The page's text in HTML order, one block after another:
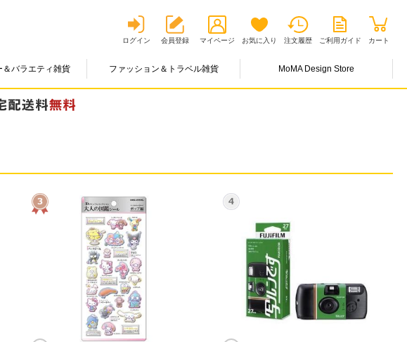
ログイン 会員登録 マイページ お気に入り 注文履歴 ご利用ガイド カート
＆バラエティ雑貨 ファッション＆トラベル雑貨 MoMA Design Store